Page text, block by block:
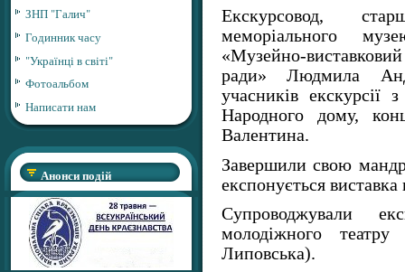
ЗНП "Галич"
Годинник часу
"Українці в світі"
Фотоальбом
Написати нам
Анонси подій
Екскурсовод,
меморіального
«Музейно-
ради» Людмила
учасників екскурсії
Народного дому,
Валентина.
Завершили свою
експонується
Супроводжували
молодіжного
Липовська).